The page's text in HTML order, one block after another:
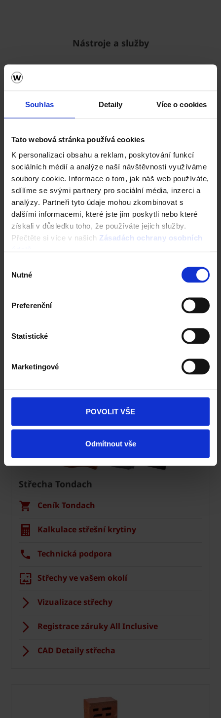
Souhlas Detaily Více o cookies
Tato webová stránka používá cookies
K personalizaci obsahu a reklam, poskytování funkcí
sociálních médií a analýze naší návštěvnosti využíváme
soubory cookie. Informace o tom, jak náš web používáte,
sdílíme se svými partnery pro sociální média, inzerci a
analýzy. Partneři tyto údaje mohou zkombinovat s
dalšími informacemi, které jste jim poskytli nebo které
získali v důsledku toho, že používáte jejich služby.
Přečtěte si více v našich Zásadách ochrany osobních
souhlasu
Nutné
Preferenční
Statistické
Marketingové
POVOLIT VŠE
Odmítnout vše
Nástroje a služby
Zdivo Porotherm
Ceník Porotherm
Kalkulace zdiva
Technická podpora
CAD Detaily zdivo
Střecha Tondach
Ceník Tondach
Kalkulace střešní krytiny
Technická podpora
Střechy ve vašem okolí
Vizualizace střechy
Registrace záruky All Inclusive
CAD Detaily střecha